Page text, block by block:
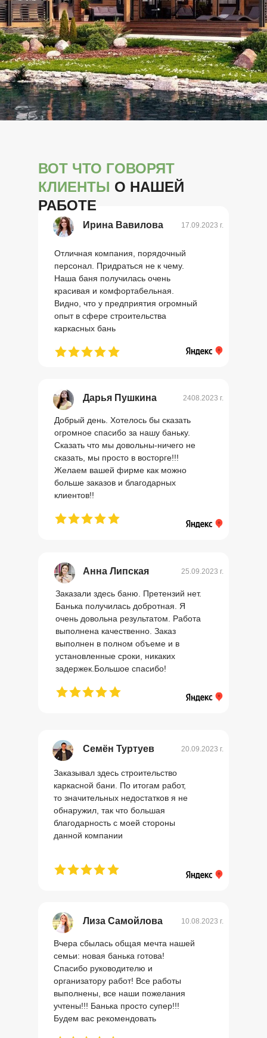
Отличная компания, порядочный
персонал. Придраться не к чему.
Наша баня получилась очень
красивая и комфортабельная.
Видно, что у предприятия огромный
опыт в сфере строительства
каркасных бань
Ирина Вавилова 17.09.2023 г.
Заказывал здесь строительство
каркасной бани. По итогам работ,
то значительных недостатков я не
обнаружил, так что большая
благодарность с моей стороны
данной компании
Семён Туртуев 20.09.2023 г.
Заказали здесь баню. Претензий нет.
Банька получилась добротная. Я
очень довольна результатом. Работа
выполнена качественно. Заказ
выполнен в полном объеме и в
установленные сроки, никаких
задержек.Большое спасибо!
Анна Липская 25.09.2023 г.
Добрый день. Хотелось бы сказать
огромное спасибо за нашу баньку.
Сказать что мы довольны-ничего не
сказать, мы просто в восторге!!!
Желаем вашей фирме как можно
больше заказов и благодарных
клиентов!!
Дарья Пушкина 2408.2023 г.
Вчера сбылась общая мечта нашей
семьи: новая банька готова!
Спасибо руководителю и
организатору работ! Все работы
выполнены, все наши пожелания
учтены!!! Банька просто супер!!!
Будем вас рекомендовать
Лиза Самойлова 10.08.2023 г.
ВОТ ЧТО ГОВОРЯТ
КЛИЕНТЫ О НАШЕЙ
РАБОТЕ